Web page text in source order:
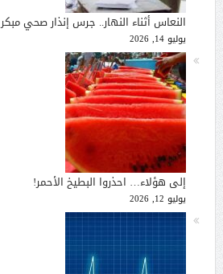
النعاس أثناء النهار.. جرس إنذار صحي مبكر
يوليو 14, 2026
إلى هؤلاء… احذروا البطيخ الأحمر!
يوليو 12, 2026